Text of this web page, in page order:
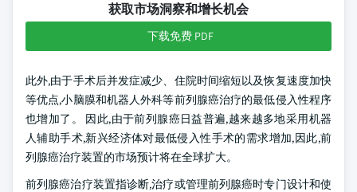
获取市场洞察和增长机会
下载免费 PDF
此外,由于手术后并发症减少、住院时间缩短以及恢复速度加快
等优点,小脑膜和机器人外科等前列腺癌治疗的最低侵入性程序
也增加了。 因此,由于前列腺癌日益普遍,越来越多地采用机器
人辅助手术,新兴经济体对最低侵入性手术的需求增加,因此,前
列腺癌治疗装置的市场预计将在全球扩大。
前列腺癌治疗装置指诊断,治疗或管理前列腺癌时专门设计和使